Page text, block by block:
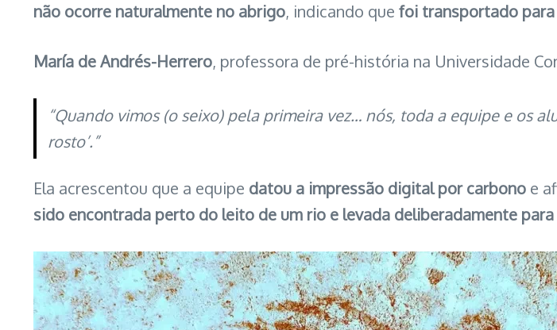
não ocorre naturalmente no abrigo, indicando que foi transportado
María de Andrés-Herrero, professora de pré-história na Universidade
“Quando vimos (o seixo) pela primeira vez… nós, toda a equipe e os
rosto’.”
Ela acrescentou que a equipe datou a impressão digital por carbono e
sido encontrada perto do leito de um rio e levada deliberadamente